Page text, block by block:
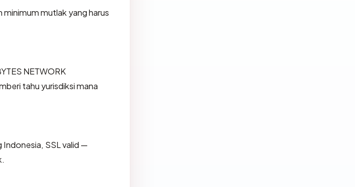
minimum mutlak yang harus
NETWORK
tahu yurisdiksi mana
SSL valid —